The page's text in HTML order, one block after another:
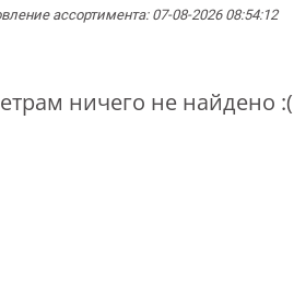
ассортимента: 07-08-2026 08:54:12
ничего не найдено :(